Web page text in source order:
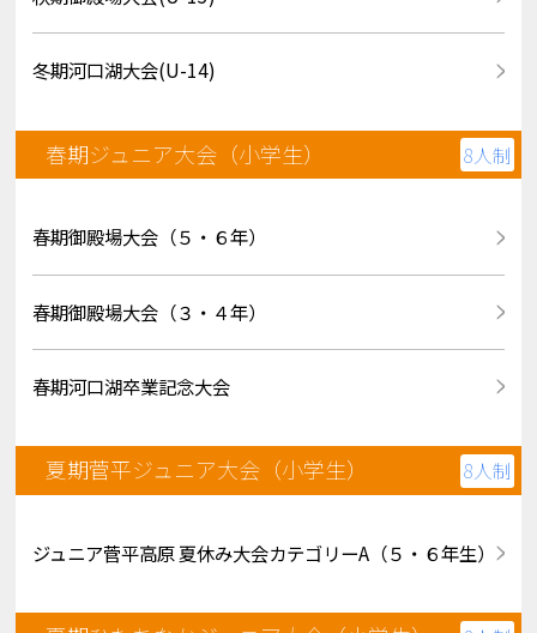
冬期河口湖大会(U-14)
春期ジュニア大会（小学生） 8人制
春期御殿場大会（５・６年）
春期御殿場大会（３・４年）
春期河口湖卒業記念大会
夏期菅平ジュニア大会（小学生） 8人制
ジュニア菅平高原 夏休み大会カテゴリーA（５・６年生）